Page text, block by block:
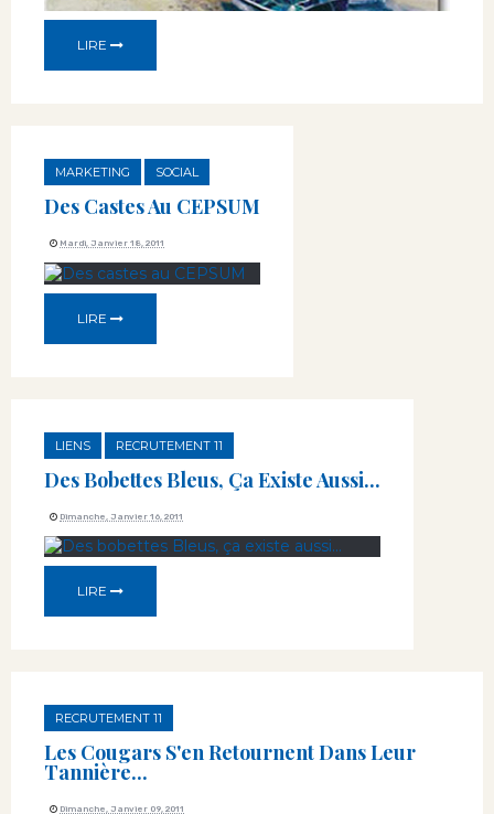
LIRE
MARKETING SOCIAL
Des Castes Au CEPSUM
Mardi, Janvier 18, 2011
LIRE
LIENS RECRUTEMENT 11
Des Bobettes Bleus, Ça Existe Aussi...
Dimanche, Janvier 16, 2011
LIRE
RECRUTEMENT 11
Les Cougars S'en Retournent Dans Leur
Tannière...
Dimanche, Janvier 09, 2011